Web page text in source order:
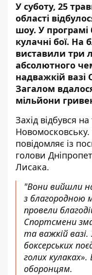
У суботу, 25
області
шоу. У програмі
кулачні бої. На
виставили три
абсолютного
надважкій вазі
Загалом
мільйони
Захід відбувся
повідомляє із
голови
Лисака.
"Вони вийшли
з благородною
провели
Спортсмени
та важкій
боксерських
голих
оборонцям.